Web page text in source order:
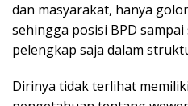
dan masyarakat, hanya
sehingga posisi BPD
pelengkap saja dalam
Dirinya tidak terlihat